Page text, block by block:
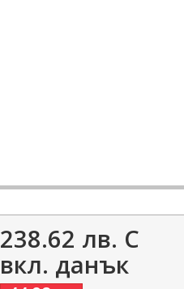
238.62 лв. С
вкл. данък